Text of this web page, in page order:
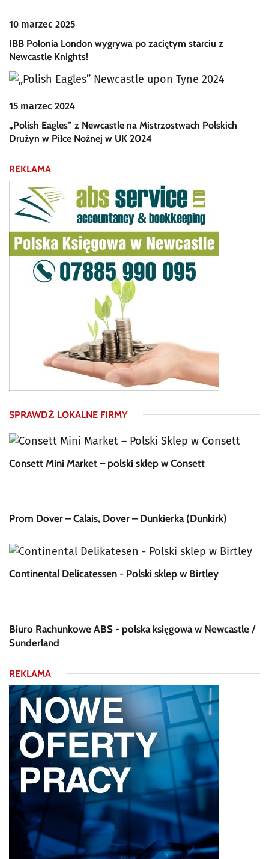
10 marzec 2025
IBB Polonia London wygrywa po zaciętym starciu z
Newcastle Knights!
15 marzec 2024
„Polish Eagles” z Newcastle na Mistrzostwach Polskich
Drużyn w Piłce Nożnej w UK 2024
REKLAMA
SPRAWDŹ LOKALNE FIRMY
Consett Mini Market – polski sklep w Consett
Prom Dover – Calais, Dover – Dunkierka (Dunkirk)
Continental Delicatessen - Polski sklep w Birtley
Biuro Rachunkowe ABS - polska księgowa w Newcastle /
Sunderland
REKLAMA